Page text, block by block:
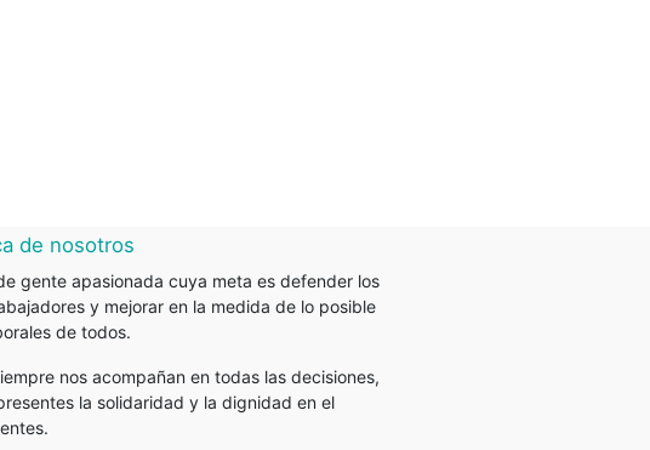
de nosotros
gente apasionada cuya meta es defender los
y mejorar en la medida de lo posible
de todos.
nos acompañan en todas las decisiones,
la solidaridad y la dignidad en el